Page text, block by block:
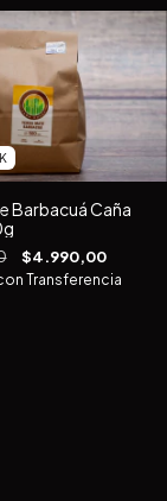
Barbacuá Caña
$4.990,00
Transferencia